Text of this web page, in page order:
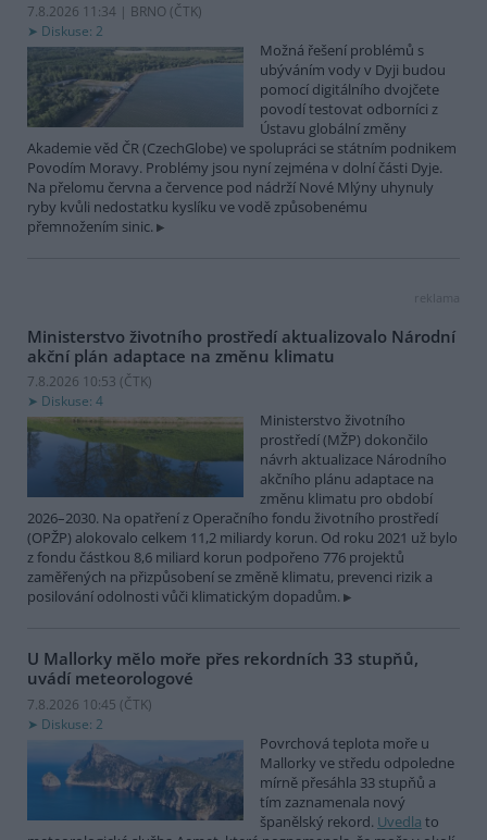
7.8.2026 11:34 | BRNO (ČTK)
Diskuse: 2
Možná řešení problémů s
ubýváním vody v Dyji budou
pomocí digitálního dvojčete
povodí testovat odborníci z
Ústavu globální změny
Akademie věd ČR (CzechGlobe) ve spolupráci se státním podnikem
Povodím Moravy. Problémy jsou nyní zejména v dolní části Dyje.
Na přelomu června a července pod nádrží Nové Mlýny uhynuly
ryby kvůli nedostatku kyslíku ve vodě způsobenému
přemnožením sinic.
reklama
Ministerstvo životního prostředí aktualizovalo Národní
akční plán adaptace na změnu klimatu
7.8.2026 10:53 (ČTK)
Diskuse: 4
Ministerstvo životního
prostředí (MŽP) dokončilo
návrh aktualizace Národního
akčního plánu adaptace na
změnu klimatu pro období
2026–2030. Na opatření z Operačního fondu životního prostředí
(OPŽP) alokovalo celkem 11,2 miliardy korun. Od roku 2021 už bylo
z fondu částkou 8,6 miliard korun podpořeno 776 projektů
zaměřených na přizpůsobení se změně klimatu, prevenci rizik a
posilování odolnosti vůči klimatickým dopadům.
U Mallorky mělo moře přes rekordních 33 stupňů,
uvádí meteorologové
7.8.2026 10:45 (ČTK)
Diskuse: 2
Povrchová teplota moře u
Mallorky ve středu odpoledne
mírně přesáhla 33 stupňů a
tím zaznamenala nový
španělský rekord. Uvedla to